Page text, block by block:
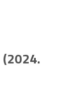
(2024.